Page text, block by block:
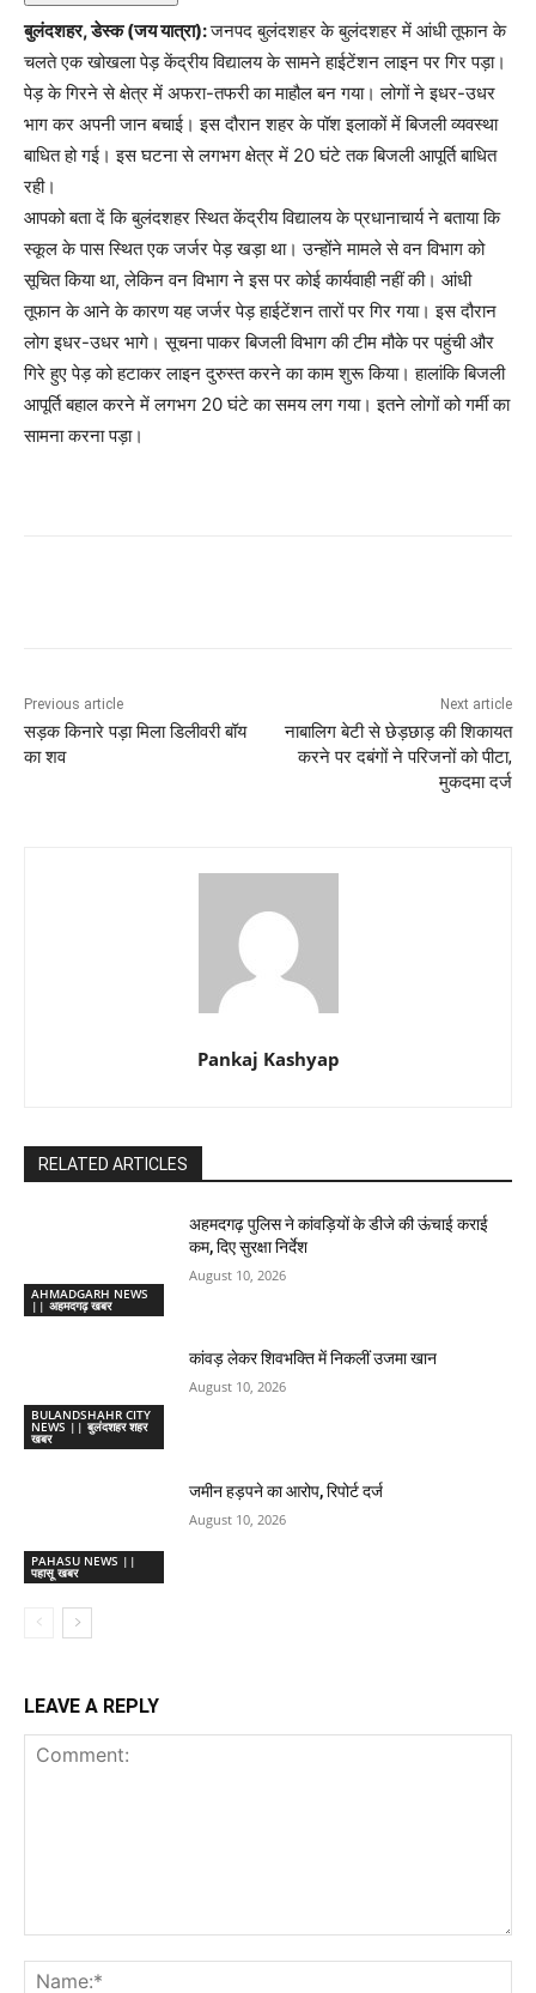
बुलंदशहर, डेस्क (जय यात्रा):जनपद बुलंदशहर के बुलंदशहर में आंधी तूफान के
चलते एक खोखला पेड़ केंद्रीय विद्यालय के सामने हाईटेंशन लाइन पर गिर पड़ा।
पेड़ के गिरने से क्षेत्र में अफरा-तफरी का माहौल बन गया। लोगों ने इधर-उधर
भाग कर अपनी जान बचाई। इस दौरान शहर के पॉश इलाकों में बिजली व्यवस्था
बाधित हो गई। इस घटना से लगभग क्षेत्र में 20 घंटे तक बिजली आपूर्ति बाधित
रही।
आपको बता दें कि बुलंदशहर स्थित केंद्रीय विद्यालय के प्रधानाचार्य ने बताया कि
स्कूल के पास स्थित एक जर्जर पेड़ खड़ा था। उन्होंने मामले से वन विभाग को
सूचित किया था, लेकिन वन विभाग ने इस पर कोई कार्यवाही नहीं की। आंधी
तूफान के आने के कारण यह जर्जर पेड़ हाईटेंशन तारों पर गिर गया। इस दौरान
लोग इधर-उधर भागे। सूचना पाकर बिजली विभाग की टीम मौके पर पहुंची और
गिरे हुए पेड़ को हटाकर लाइन दुरुस्त करने का काम शुरू किया। हालांकि बिजली
आपूर्ति बहाल करने में लगभग 20 घंटे का समय लग गया। इतने लोगों को गर्मी का
सामना करना पड़ा।
Previous article
सड़क किनारे पड़ा मिला डिलीवरी बॉय
का शव
Next article
नाबालिग बेटी से छेड़छाड़ की शिकायत
करने पर दबंगों ने परिजनों को पीटा,
मुकदमा दर्ज
Pankaj Kashyap
RELATED ARTICLES
AHMADGARH NEWS
|| अहमदगढ़ खबर
अहमदगढ़ पुलिस ने कांवड़ियों के डीजे की ऊंचाई कराई
कम, दिए सुरक्षा निर्देश
August 10, 2026
BULANDSHAHR CITY
NEWS || बुलंदशहर शहर
खबर
कांवड़ लेकर शिवभक्ति में निकलीं उजमा खान
August 10, 2026
PAHASU NEWS ||
पहासू खबर
जमीन हड़पने का आरोप, रिपोर्ट दर्ज
August 10, 2026
LEAVE A REPLY